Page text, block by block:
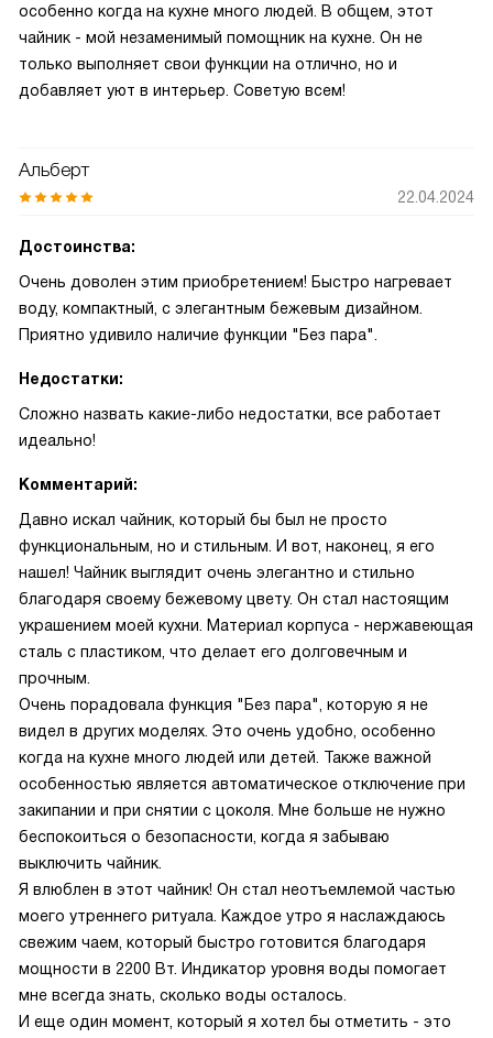
особенно когда на кухне много людей. В общем, этот
чайник - мой незаменимый помощник на кухне. Он не
только выполняет свои функции на отлично, но и
добавляет уют в интерьер. Советую всем!
Альберт
22.04.2024
Достоинства:
Очень доволен этим приобретением! Быстро нагревает
воду, компактный, с элегантным бежевым дизайном.
Приятно удивило наличие функции "Без пара".
Недостатки:
Сложно назвать какие-либо недостатки, все работает
идеально!
Комментарий:
Давно искал чайник, который бы был не просто
функциональным, но и стильным. И вот, наконец, я его
нашел! Чайник выглядит очень элегантно и стильно
благодаря своему бежевому цвету. Он стал настоящим
украшением моей кухни. Материал корпуса - нержавеющая
сталь с пластиком, что делает его долговечным и
прочным.
Очень порадовала функция "Без пара", которую я не
видел в других моделях. Это очень удобно, особенно
когда на кухне много людей или детей. Также важной
особенностью является автоматическое отключение при
закипании и при снятии с цоколя. Мне больше не нужно
беспокоиться о безопасности, когда я забываю
выключить чайник.
Я влюблен в этот чайник! Он стал неотъемлемой частью
моего утреннего ритуала. Каждое утро я наслаждаюсь
свежим чаем, который быстро готовится благодаря
мощности в 2200 Вт. Индикатор уровня воды помогает
мне всегда знать, сколько воды осталось.
И еще один момент, который я хотел бы отметить - это